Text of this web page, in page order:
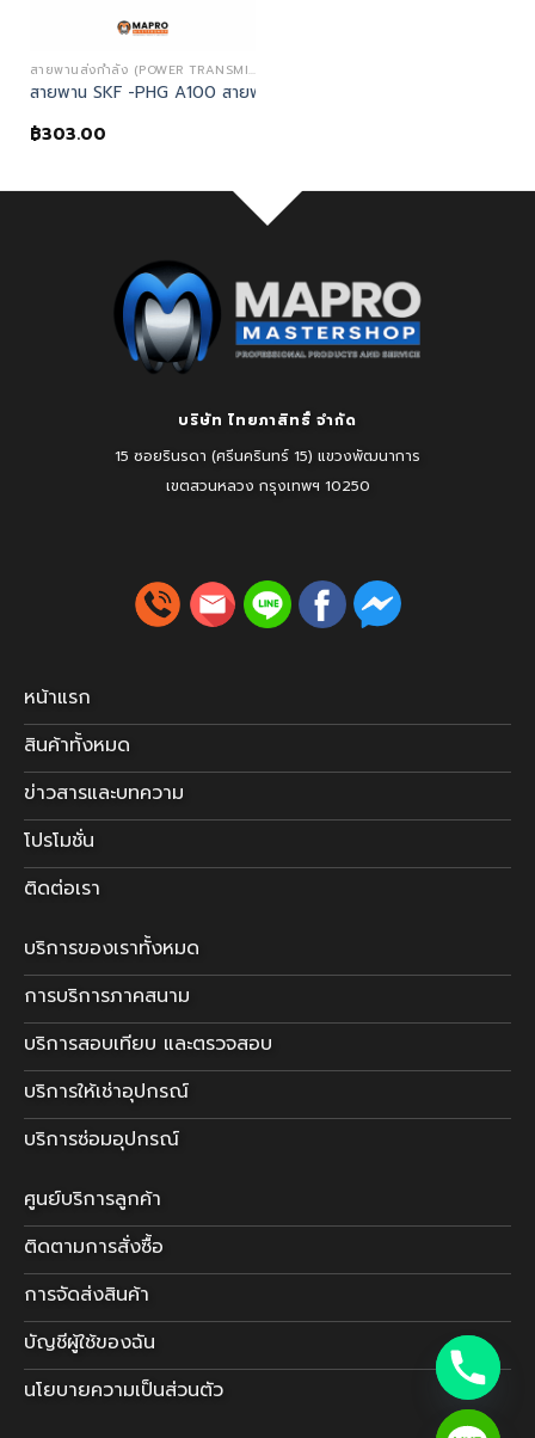
สายพานส่งกำลัง (POWER TRANSMISSION)
สายพาน SKF -PHG A100 สายพานร่อง A (Classical V-belt)
฿303.00
บริษัท ไทยภาสิทธิ์ จำกัด
15 ซอยรินรดา (ศรีนครินทร์ 15) แขวงพัฒนาการ
เขตสวนหลวง กรุงเทพฯ 10250
หน้าแรก
สินค้าทั้งหมด
ข่าวสารและบทความ
โปรโมชั่น
ติดต่อเรา
บริการของเราทั้งหมด
การบริการภาคสนาม
บริการสอบเทียบ และตรวจสอบ
บริการให้เช่าอุปกรณ์
บริการซ่อมอุปกรณ์
ศูนย์บริการลูกค้า
ติดตามการสั่งซื้อ
การจัดส่งสินค้า
บัญชีผู้ใช้ของฉัน
นโยบายความเป็นส่วนตัว